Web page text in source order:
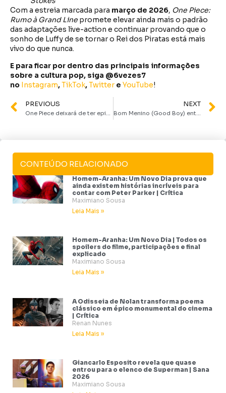
Com a estreia marcada para março de 2026, One Piece:
Rumo à Grand Line promete elevar ainda mais o padrão
das adaptações live-action e continuar provando que o
sonho de Luffy de se tornar o Rei dos Piratas está mais
vivo do que nunca.
E para ficar por dentro das principais informações
sobre a cultura pop, siga @6vezes7
no Instagram,TikTok,Twitter e YouTube!
PREVIOUS
One Piece deixará de ter episódios semanais a partir de 2026
NEXT
Bom Menino (Good Boy) entrega tudo o que promete, e por isso é tão bom | Crítica
CONTEÚDO RELACIONADO
Homem-Aranha: Um Novo Dia prova que
ainda existem histórias incríveis para
contar com Peter Parker | Crítica
Maximiano Sousa
Leia Mais »
Homem-Aranha: Um Novo Dia | Todos os
spoilers do filme, participações e final
explicado
Maximiano Sousa
Leia Mais »
A Odisseia de Nolan transforma poema
clássico em épico monumental do cinema
| Crítica
Renan Nunes
Leia Mais »
Giancarlo Esposito revela que quase
entrou para o elenco de Superman | Sana
2026
Maximiano Sousa